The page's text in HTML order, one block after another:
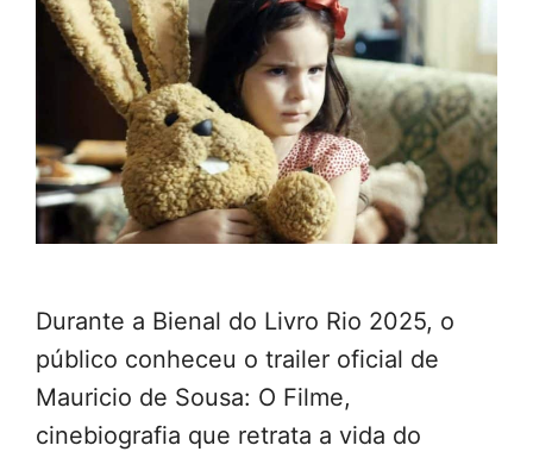
Durante a Bienal do Livro Rio 2025, o
público conheceu o trailer oficial de
Mauricio de Sousa: O Filme,
cinebiografia que retrata a vida do